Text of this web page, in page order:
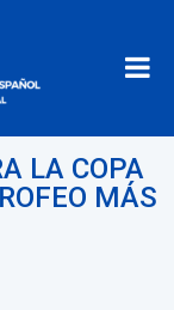
LA COPA
MÁS